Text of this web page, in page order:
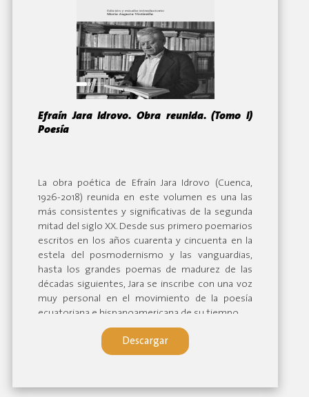
Efraín Jara Idrovo. Obra reunida. (Tomo I)
Poesía
La obra poética de Efraín Jara Idrovo (Cuenca,
1926-2018) reunida en este volumen es una las
más consistentes y significativas de la segunda
mitad del siglo XX. Desde sus primero poemarios
escritos en los años cuarenta y cincuenta en la
estela del posmodernismo y las vanguardias,
hasta los grandes poemas de madurez de las
décadas siguientes, Jara se inscribe con una voz
muy personal en el movimiento de la poesía
ecuatoriana e hispanoamericana de su tiempo.
Descargar